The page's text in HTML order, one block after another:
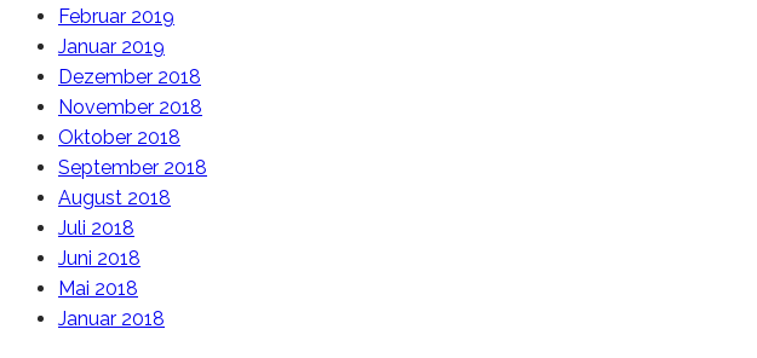
Februar 2019
Januar 2019
Dezember 2018
November 2018
Oktober 2018
September 2018
August 2018
Juli 2018
Juni 2018
Mai 2018
Januar 2018